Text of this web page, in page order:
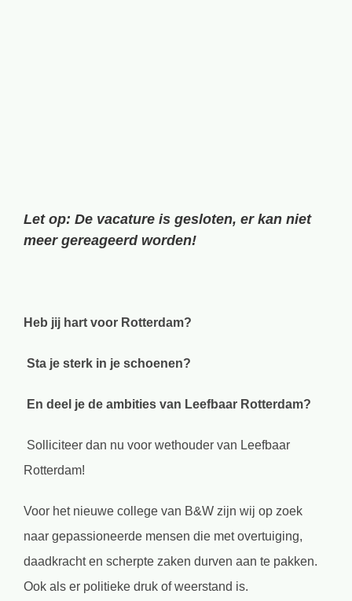
Let op: De vacature is gesloten, er kan niet
meer gereageerd worden!
Heb jij hart voor Rotterdam?
Sta je sterk in je schoenen?
En deel je de ambities van Leefbaar Rotterdam?
Solliciteer dan nu voor wethouder van Leefbaar
Rotterdam!
Voor het nieuwe college van B&W zijn wij op zoek
naar gepassioneerde mensen die met overtuiging,
daadkracht en scherpte zaken durven aan te pakken.
Ook als er politieke druk of weerstand is.